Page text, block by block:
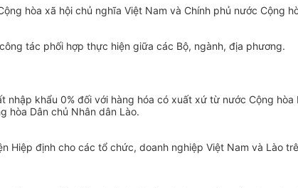
hòa xã hội chủ nghĩa Việt Nam và Chính phủ nước Cộng
tác phối hợp thực hiện giữa các Bộ, ngành, địa phương.
khẩu 0% đối với hàng hóa có xuất xứ từ nước Cộng
hòa Dân chủ Nhân dân Lào.
Hiệp định cho các tổ chức, doanh nghiệp Việt Nam và Lào